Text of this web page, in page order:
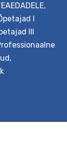
Haridusasutus
lähtuvalt
ja elluviimise
Continue
,
I
III
,